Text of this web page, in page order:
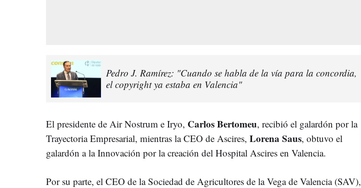
Pedro J. Ramírez: "Cuando se habla de la vía para la concordia,
el copyright ya estaba en Valencia"
El presidente de Air Nostrum e Iryo, Carlos Bertomeu, recibió el galardón por la
Trayectoria Empresarial, mientras la CEO de Ascires, Lorena Saus, obtuvo el
galardón a la Innovación por la creación del Hospital Ascires en Valencia.
Por su parte, el CEO de la Sociedad de Agricultores de la Vega de Valencia (SAV),